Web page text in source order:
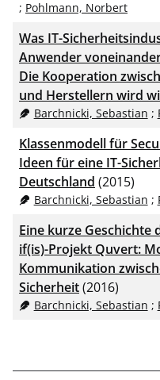
; Pohlmann, Norbert
Was IT-
Anwender
Die Kooperation
und Herstellern wird
Barchnicki, Sebastian ;
Klassenmodell für
Ideen für eine IT-
Deutschland (2015)
Barchnicki, Sebastian ;
Eine kurze Geschichte
if(is)-Projekt Quvert:
Kommunikation
Sicherheit(2016)
Barchnicki, Sebastian ;